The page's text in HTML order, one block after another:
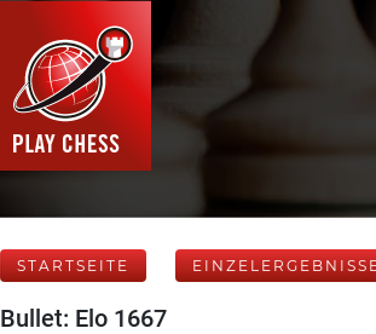
STARTSEITE
Bullet: Elo 1667